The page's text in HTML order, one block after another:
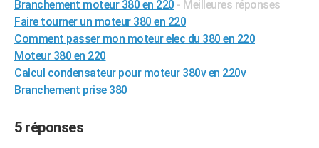
Branchement moteur 380 en 220 - Meilleures réponses
Faire tourner un moteur 380 en 220
Comment passer mon moteur elec du 380 en 220
Moteur 380 en 220
Calcul condensateur pour moteur 380v en 220v
Branchement prise 380
5 réponses